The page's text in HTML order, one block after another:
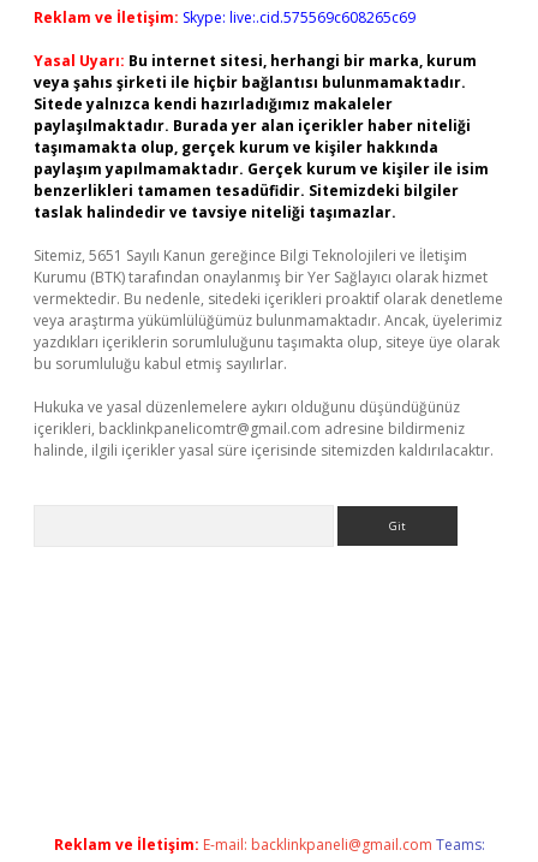
Reklam ve İletişim: Skype: live:.cid.575569c608265c69
Yasal Uyarı: Bu internet sitesi, herhangi bir marka, kurum
veya şahıs şirketi ile hiçbir bağlantısı bulunmamaktadır.
Sitede yalnızca kendi hazırladığımız makaleler
paylaşılmaktadır. Burada yer alan içerikler haber niteliği
taşımamakta olup, gerçek kurum ve kişiler hakkında
paylaşım yapılmamaktadır. Gerçek kurum ve kişiler ile isim
benzerlikleri tamamen tesadüfidir. Sitemizdeki bilgiler
taslak halindedir ve tavsiye niteliği taşımazlar.
Sitemiz, 5651 Sayılı Kanun gereğince Bilgi Teknolojileri ve İletişim
Kurumu (BTK) tarafından onaylanmış bir Yer Sağlayıcı olarak hizmet
vermektedir. Bu nedenle, sitedeki içerikleri proaktif olarak denetleme
veya araştırma yükümlülüğümüz bulunmamaktadır. Ancak, üyelerimiz
yazdıkları içeriklerin sorumluluğunu taşımakta olup, siteye üye olarak
bu sorumluluğu kabul etmiş sayılırlar.
Hukuka ve yasal düzenlemelere aykırı olduğunu düşündüğünüz
içerikleri, backlinkpanelicomtr@gmail.com adresine bildirmeniz
halinde, ilgili içerikler yasal süre içerisinde sitemizden kaldırılacaktır.
Reklam ve İletişim: E-mail: backlinkpaneli@gmail.com Teams: